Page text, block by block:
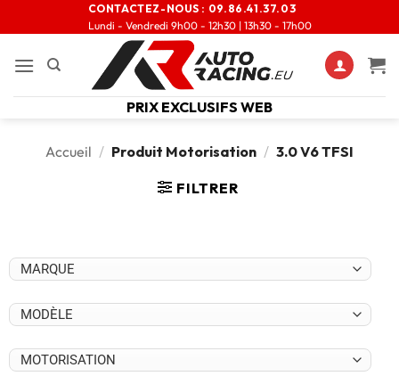
CONTACTEZ-NOUS : 09.86.41.37.03
Lundi - Vendredi 9h00 - 12h30 | 13h30 - 17h00
PRIX EXCLUSIFS WEB
Accueil / Produit Motorisation / 3.0 V6 TFSI
FILTRER